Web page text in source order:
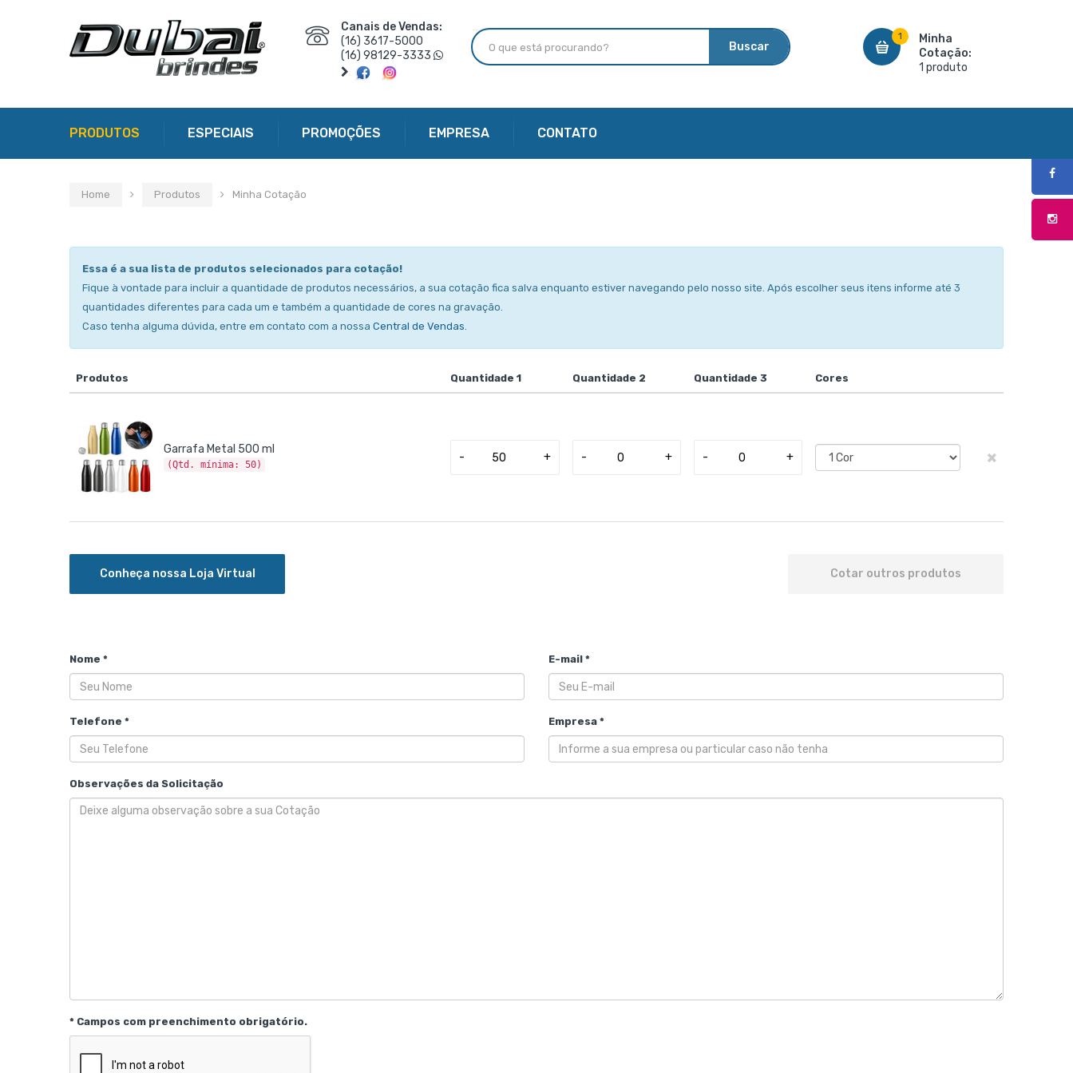
Canais de Vendas:
(16) 3617-5000
(16) 98129-3333
Buscar
1
Minha
Cotação:
1 produto
PRODUTOS ESPECIAIS PROMOÇÕES EMPRESA CONTATO
Home Produtos Minha Cotação
Essa é a sua lista de produtos selecionados para cotação!
Fique à vontade para incluir a quantidade de produtos necessários, a sua cotação fica salva enquanto estiver navegando pelo nosso site. Após escolher seus itens informe até 3
quantidades diferentes para cada um e também a quantidade de cores na gravação.
Caso tenha alguma dúvida, entre em contato com a nossa Central de Vendas.
Produtos Quantidade 1 Quantidade 2 Quantidade 3 Cores
Garrafa Metal 500 ml
(Qtd. mínima: 50)
- + - + - + ×
Conheça nossa Loja Virtual Cotar outros produtos
Nome * E-mail *
Telefone * Empresa *
Observações da Solicitação
* Campos com preenchimento obrigatório.